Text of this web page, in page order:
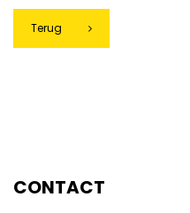
Terug
CONTACT